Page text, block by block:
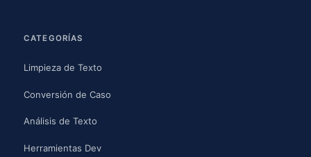
CATEGORÍAS
Limpieza de Texto
Conversión de Caso
Análisis de Texto
Herramientas Dev